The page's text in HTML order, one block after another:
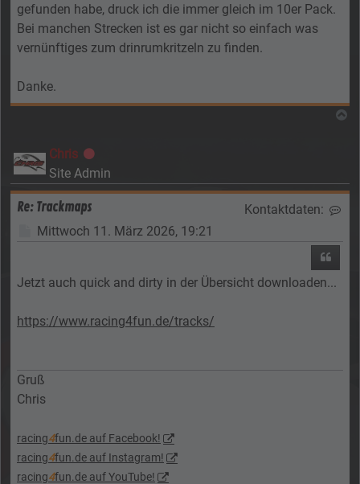
gefunden habe, druck ich die immer gleich im 10er Pack.
Bei manchen Strecken ist es gar nicht so einfach was
vernünftiges zum drinrumkritzeln zu finden.
Danke.
Chris Offline
Site Admin
Re: Trackmaps Kontaktdaten:
Beitrag
Mittwoch 11. März 2026, 19:21
Jetzt auch quick and dirty in der Übersicht downloaden...
https://www.racing4fun.de/tracks/
Gruß
Chris
racing4fun.de auf Facebook!
racing4fun.de auf Instagram!
racing4fun.de auf YouTube!